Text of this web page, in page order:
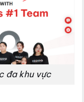
đa khu vực